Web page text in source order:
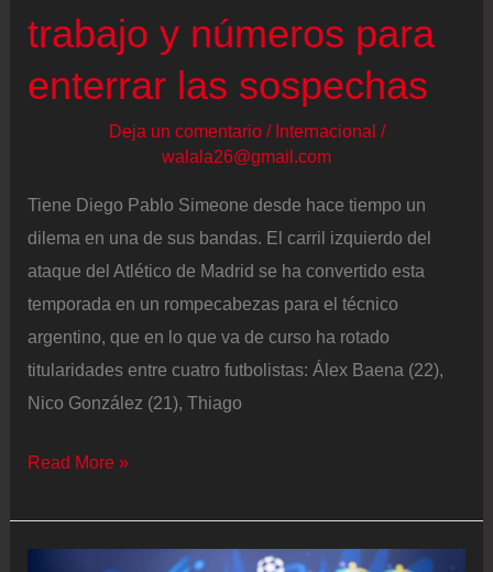
trabajo y números para
enterrar las sospechas
Deja un comentario / Internacional /
walala26@gmail.com
Tiene Diego Pablo Simeone desde hace tiempo un
dilema en una de sus bandas. El carril izquierdo del
ataque del Atlético de Madrid se ha convertido esta
temporada en un rompecabezas para el técnico
argentino, que en lo que va de curso ha rotado
titularidades entre cuatro futbolistas: Álex Baena (22),
Nico González (21), Thiago
Giuliano
trabajo
Read More »